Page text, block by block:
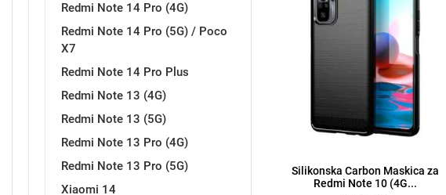
Redmi Note 14 Pro (4G)
Redmi Note 14 Pro (5G) / Poco
X7
Redmi Note 14 Pro Plus
Redmi Note 13 (4G)
Redmi Note 13 (5G)
Redmi Note 13 Pro (4G)
Redmi Note 13 Pro (5G)
Xiaomi 14
Silikonska Carbon Maskica za
Redmi Note 10 (4G...
Svemirska kolekcija
I Need Some Space